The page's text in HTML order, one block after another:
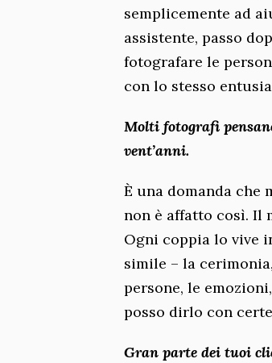
semplicemente ad
assistente, passo
fotografare le
con lo stesso
Molti fotografi
vent’anni.
È una domanda che
non è affatto così. Il
Ogni coppia lo vive
simile – la
persone, le
posso dirlo con
Gran parte dei tuoi